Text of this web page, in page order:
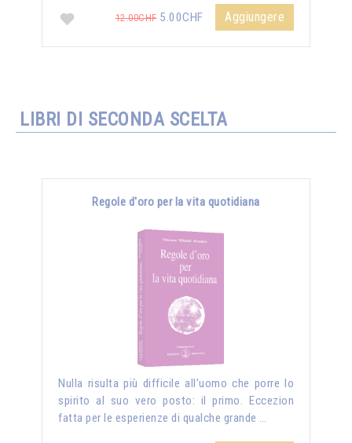
12.00CHF5.00CHF Aggiungere
LIBRI DI SECONDA SCELTA
Regole d'oro per la vita quotidiana
Nulla risulta più difficile all’uomo che porre lo
spirito al suo vero posto: il primo. Eccezion
fatta per le esperienze di qualche grande …